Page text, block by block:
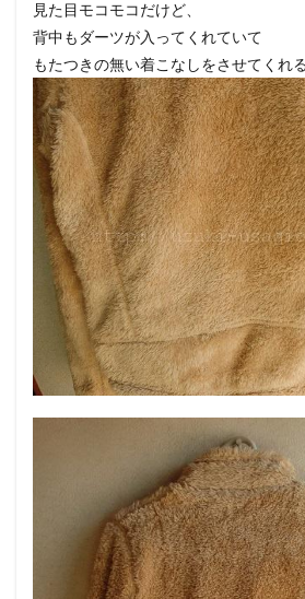
見た目モコモコだけど、
背中もダーツが入ってくれていて
もたつきの無い着こなしをさせてくれ